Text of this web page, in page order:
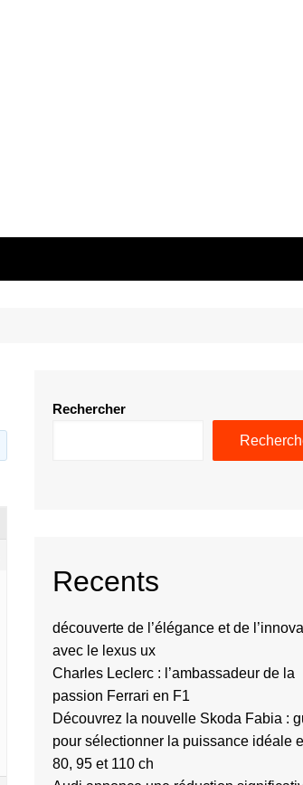
Rechercher
Recents
découverte de l’élégance et de
avec le lexus ux
Charles Leclerc : l’ambassadeur de la
passion Ferrari en F1
Découvrez la nouvelle Skoda Fabia :
pour sélectionner la puissance idéale
80, 95 et 110 ch